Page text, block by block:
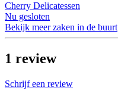
Cherry Delicatessen
Nu gesloten
Bekijk meer zaken in de buurt
1 review
Schrijf een review